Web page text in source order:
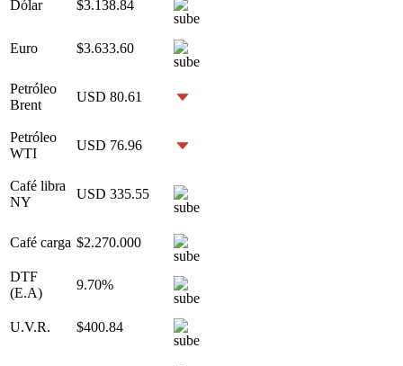
Dólar $3.138.84
Euro $3.633.60
Petróleo
Brent
USD 80.61
Petróleo
WTI
USD 76.96
Café libra
NY
USD 335.55
Café carga $2.270.000
DTF
(E.A)
9.70%
U.V.R. $400.84